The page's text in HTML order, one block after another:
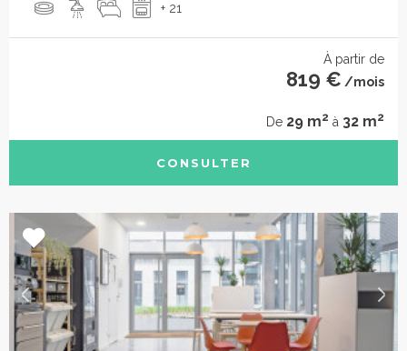
+ 21
À partir de
819 € /mois
De 29 m2 à 32 m2
CONSULTER